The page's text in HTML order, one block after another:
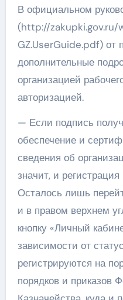
В официальном
(http://
GZ.UserGuide.pdf) от
дополнительные
организацией
авторизацией.
— Если подпись
обеспечение и
сведения об
значит, и
Осталось лишь
и в правом верхнем
кнопку «Личный
зависимости от
регистрируются на
порядков и приказов